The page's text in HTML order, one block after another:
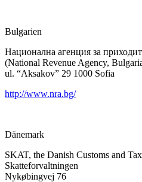
Bulgarien
Национална агенция за
(National Revenue Agency,
ul. “Aksakov” 29 1000 Sofia
http://www.nra.bg/
Dänemark
SKAT, the Danish Customs and
Skatteforvaltningen
Nykøbingvej 76